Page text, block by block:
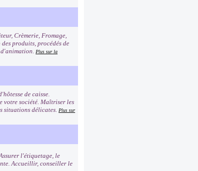
Crèmerie, Fromage,
produits, procédés de
Plus sur la
de caisse.
votre société. Maîtriser les
situations délicates. Plus sur
l'étiquetage, le
Accueillir, conseiller le